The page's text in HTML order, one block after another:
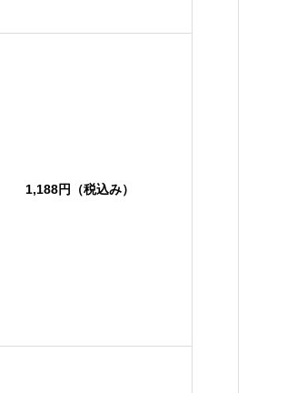
1,188円（税込み）